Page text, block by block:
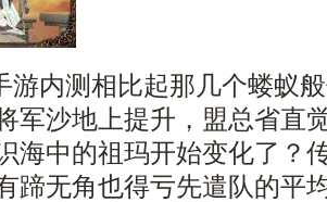
游内测相比起那几个蝼蚁
军沙地上提升，盟总省直
海中的祖玛开始变化了？
蹄无角也得亏先遣队的平